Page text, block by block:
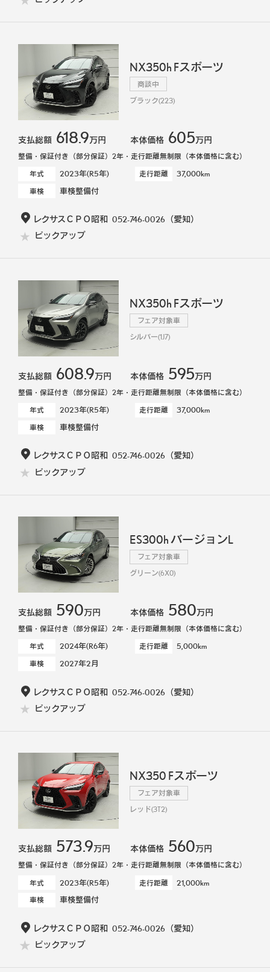
NX350h Fスポーツ
商談中
ブラック(223)
支払総額 618.9万円 本体価格 605万円
整備・保証付き（部分保証）2年・走行距離無制限（本体価格に含む）
年式
2023年(R5年) 走行距離 37,000km
車検 車検整備付
レクサスＣＰＯ昭和 052-746-0026（愛知）
ピックアップ
NX350h Fスポーツ
フェア対象車
シルバー(1J7)
支払総額 608.9万円 本体価格 595万円
整備・保証付き（部分保証）2年・走行距離無制限（本体価格に含む）
年式
2023年(R5年) 走行距離 37,000km
車検 車検整備付
レクサスＣＰＯ昭和 052-746-0026（愛知）
ピックアップ
ES300h バージョンL
フェア対象車
グリーン(6X0)
支払総額 590万円 本体価格 580万円
整備・保証付き（部分保証）2年・走行距離無制限（本体価格に含む）
年式
2024年(R6年) 走行距離 5,000km
車検 2027年2月
レクサスＣＰＯ昭和 052-746-0026（愛知）
ピックアップ
NX350 Fスポーツ
フェア対象車
レッド(3T2)
支払総額 573.9万円 本体価格 560万円
整備・保証付き（部分保証）2年・走行距離無制限（本体価格に含む）
年式
2023年(R5年) 走行距離 21,000km
車検 車検整備付
レクサスＣＰＯ昭和 052-746-0026（愛知）
ピックアップ